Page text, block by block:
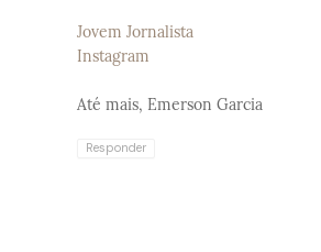
Jovem Jornalista
Instagram
Até mais, Emerson Garcia
Responder